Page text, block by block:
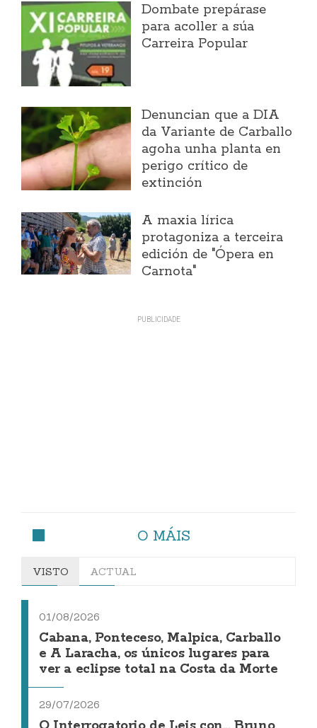
Dombate prepárase
para acoller a súa
Carreira Popular
Denuncian que a DIA
da Variante de Carballo
agoha unha planta en
perigo crítico de
extinción
A maxia lírica
protagoniza a terceira
edición de "Ópera en
Carnota"
O MÁIS
VISTO ACTUAL
01/08/2026
Cabana, Ponteceso, Malpica, Carballo
e A Laracha, os únicos lugares para
ver a eclipse total na Costa da Morte
29/07/2026